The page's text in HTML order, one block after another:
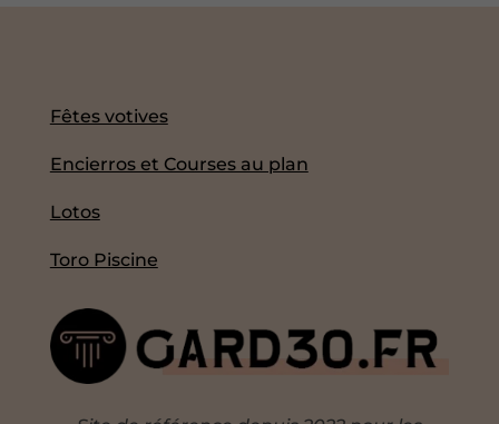
Fêtes votives
Encierros et Courses au plan
Lotos
Toro Piscine